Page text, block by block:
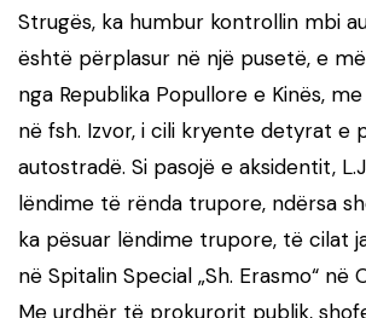
Strugës, ka humbur kontrollin mbi
është përplasur në një pusetë, e
nga Republika Popullore e Kinës,
në fsh. Izvor, i cili kryente detyrat e
autostradë. Si pasojë e aksidentit,
lëndime të rënda trupore, ndërsa
ka pësuar lëndime trupore, të cilat
në Spitalin Special „Sh. Erasmo“ në
Me urdhër të prokurorit publik,